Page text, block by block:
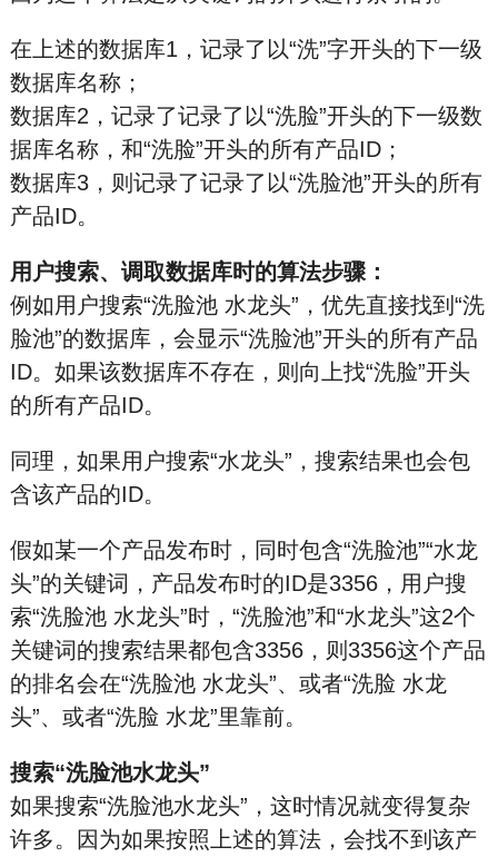
在上述的数据库1，记录了以“洗”字开头的下一级
数据库名称；
数据库2，记录了记录了以“洗脸”开头的下一级数
据库名称，和“洗脸”开头的所有产品ID；
数据库3，则记录了记录了以“洗脸池”开头的所有
产品ID。
用户搜索、调取数据库时的算法步骤：
例如用户搜索“洗脸池 水龙头”，优先直接找到“洗
脸池”的数据库，会显示“洗脸池”开头的所有产品
ID。如果该数据库不存在，则向上找“洗脸”开头
的所有产品ID。
同理，如果用户搜索“水龙头”，搜索结果也会包
含该产品的ID。
假如某一个产品发布时，同时包含“洗脸池”“水龙
头”的关键词，产品发布时的ID是3356，用户搜
索“洗脸池 水龙头”时，“洗脸池”和“水龙头”这2个
关键词的搜索结果都包含3356，则3356这个产品
的排名会在“洗脸池 水龙头”、或者“洗脸 水龙
头”、或者“洗脸 水龙”里靠前。
搜索“洗脸池水龙头”
如果搜索“洗脸池水龙头”，这时情况就变得复杂
许多。因为如果按照上述的算法，会找不到该产